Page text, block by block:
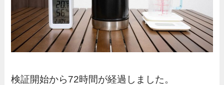
検証開始から72時間が経過しました。